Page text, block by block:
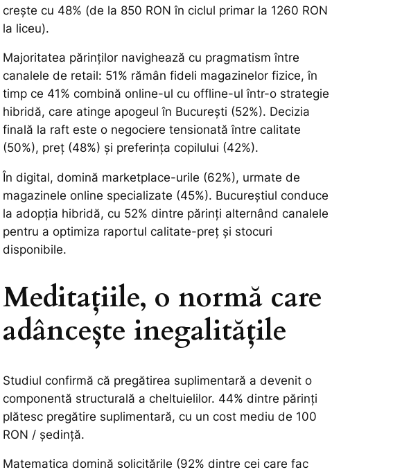
crește cu 48% (de la 850 RON în ciclul primar la 1260 RON
la liceu).
Majoritatea părinților navighează cu pragmatism între
canalele de retail: 51% rămân fideli magazinelor fizice, în
timp ce 41% combină online-ul cu offline-ul într-o strategie
hibridă, care atinge apogeul în București (52%). Decizia
finală la raft este o negociere tensionată între calitate
(50%), preț (48%) și preferința copilului (42%).
În digital, domină marketplace-urile (62%), urmate de
magazinele online specializate (45%). Bucureștiul conduce
la adopția hibridă, cu 52% dintre părinți alternând canalele
pentru a optimiza raportul calitate-preț și stocuri
disponibile.
Meditațiile, o normă care
adâncește inegalitățile
Studiul confirmă că pregătirea suplimentară a devenit o
componentă structurală a cheltuielilor. 44% dintre părinți
plătesc pregătire suplimentară, cu un cost mediu de 100
RON / ședință.
Matematica domină solicitările (92% dintre cei care fac